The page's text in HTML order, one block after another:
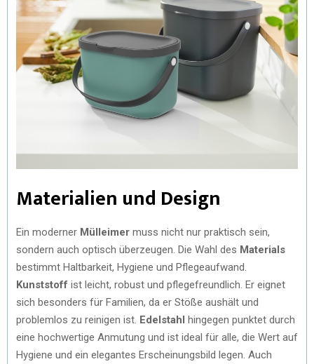
Materialien und Design
Ein moderner Mülleimer muss nicht nur praktisch sein,
sondern auch optisch überzeugen. Die Wahl des Materials
bestimmt Haltbarkeit, Hygiene und Pflegeaufwand.
Kunststoff ist leicht, robust und pflegefreundlich. Er eignet
sich besonders für Familien, da er Stöße aushält und
problemlos zu reinigen ist. Edelstahl hingegen punktet durch
eine hochwertige Anmutung und ist ideal für alle, die Wert auf
Hygiene und ein elegantes Erscheinungsbild legen. Auch